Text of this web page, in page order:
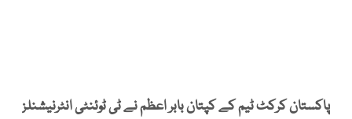
پاکستان کرکٹ ٹیم کے کپتان بابر اعظم نے ٹی ٹوئنٹی انٹرنیشنلز